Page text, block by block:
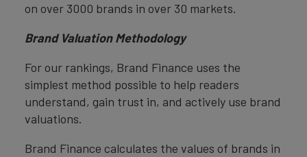
on over 3000 brands in over 30 markets.
Brand Valuation Methodology
For our rankings, Brand Finance uses the
simplest method possible to help readers
understand, gain trust in, and actively use brand
valuations.
Brand Finance calculates the values of brands in